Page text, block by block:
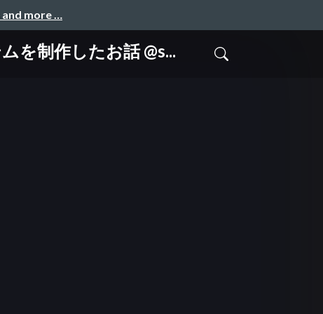
more …
を制作したお話 @s...